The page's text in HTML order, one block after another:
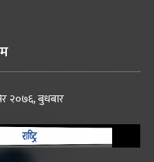
२०७६, बुधबार